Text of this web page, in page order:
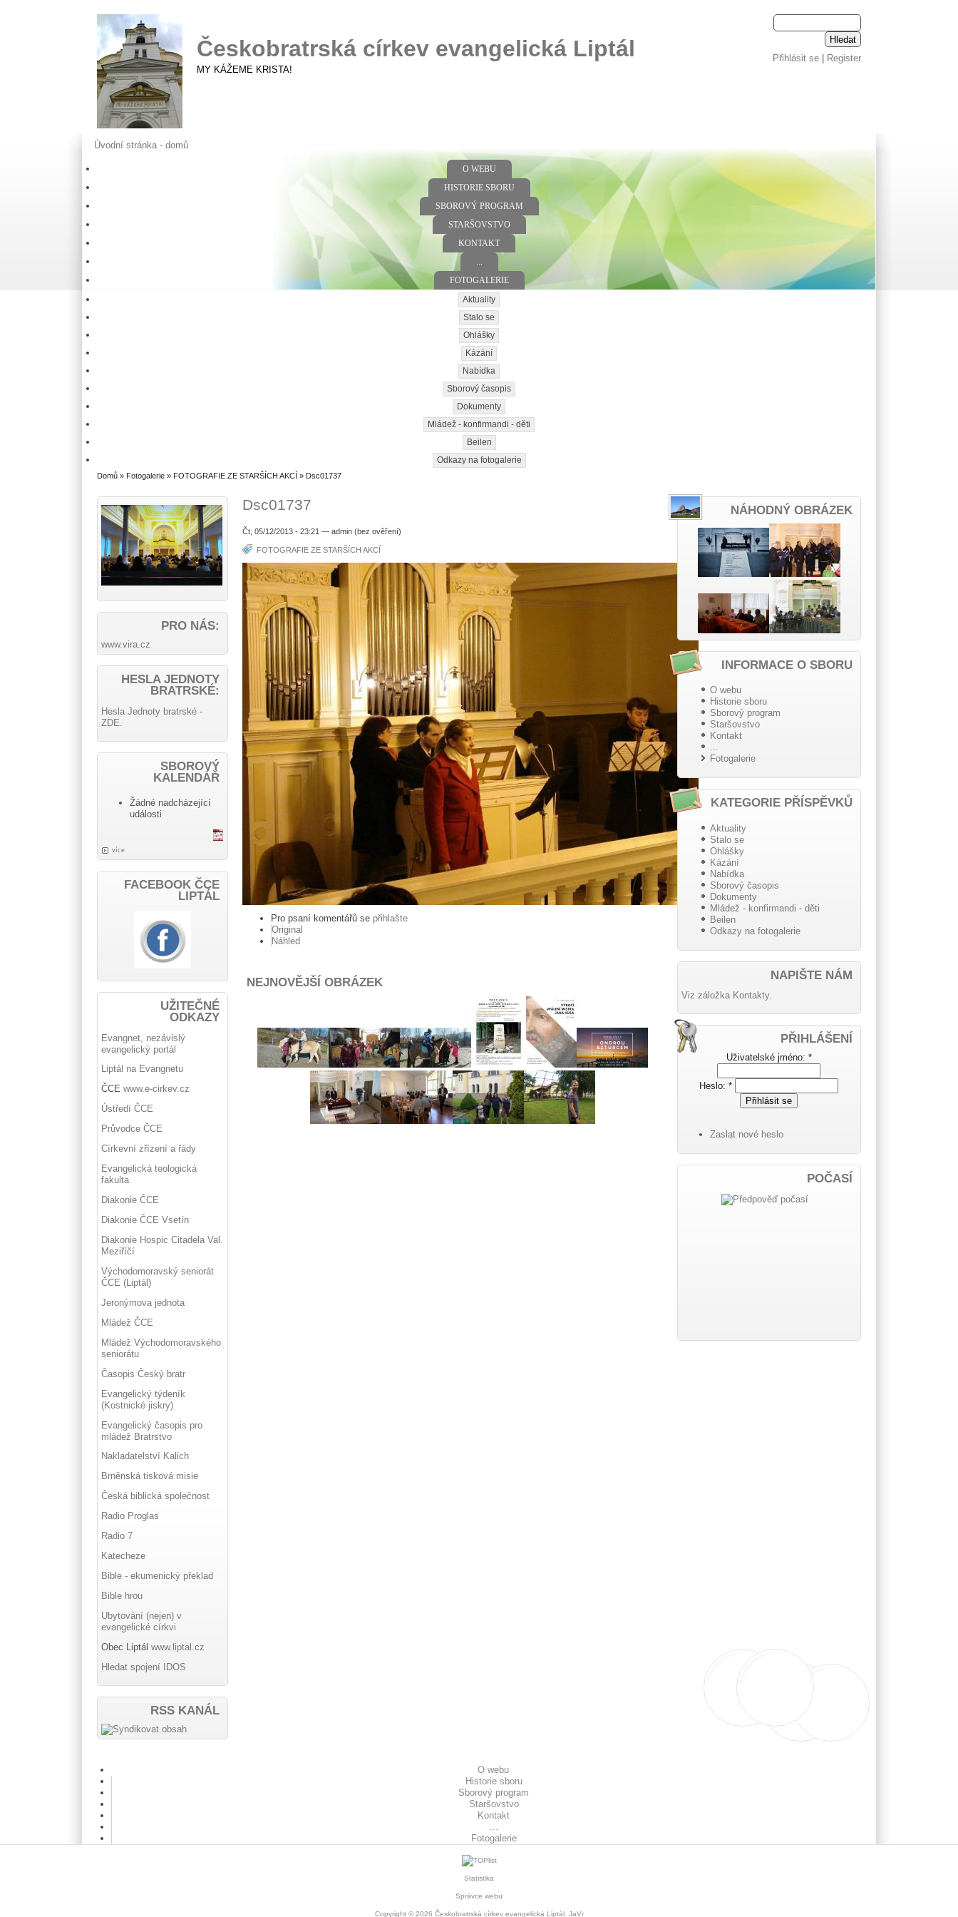
Přihlásit se| Register
Českobratrská církev evangelická Liptál
MY KÁŽEME KRISTA!
Úvodní stránka - domů
O WEBU
HISTORIE SBORU
SBOROVÝ PROGRAM
STARŠOVSTVO
KONTAKT
FOTOGALERIE
Aktuality
Stalo se
Ohlášky
Kázání
Nabídka
Sborový časopis
Dokumenty
Mládež - konfirmandi - děti
Beilen
Odkazy na fotogalerie
Domů » Fotogalerie » FOTOGRAFIE ZE STARŠÍCH AKCÍ » Dsc01737
Dsc01737
Čt, 05/12/2013 - 23:21 — admin (bez ověření)
FOTOGRAFIE ZE STARŠÍCH AKCÍ
Pro psaní komentářů se přihlašte
Original
Náhled
NEJNOVĚJŠÍ OBRÁZEK
PRO NÁS:
www.vira.cz
HESLA JEDNOTY
BRATRSKÉ:
Hesla Jednoty bratrské -
ZDE.
SBOROVÝ
KALENDÁŘ
Žádné nadcházející
události
více
FACEBOOK ČCE
LIPTÁL
UŽITEČNÉ
ODKAZY
Evangnet, nezávislý
evangelický portál
Liptál na Evangnetu
ČCEwww.e-cirkev.cz
Ústředí ČCE
Průvodce ČCE
Církevní zřízení a řády
Evangelická teologická
fakulta
Diakonie ČCE
Diakonie ČCE Vsetín
Diakonie Hospic Citadela Val.
Meziříčí
Východomoravský seniorát
ČCE (Liptál)
Jeronýmova jednota
Mládež ČCE
Mládež Východomoravského
seniorátu
Časopis Český bratr
Evangelický týdeník
(Kostnické jiskry)
Evangelický časopis pro
mládež Bratrstvo
Nakladatelství Kalich
Brněnská tisková misie
Česká biblická společnost
Radio Proglas
Radio 7
Katecheze
Bible - ekumenický překlad
Bible hrou
Ubytování (nejen) v
evangelické církvi
Obec Liptálwww.liptal.cz
Hledat spojení IDOS
RSS KANÁL
NÁHODNÝ OBRÁZEK
INFORMACE O SBORU
O webu
Historie sboru
Sborový program
Staršovstvo
Kontakt
Fotogalerie
KATEGORIE PŘÍSPĚVKŮ
Aktuality
Stalo se
Ohlášky
Kázání
Nabídka
Sborový časopis
Dokumenty
Mládež - konfirmandi - děti
Beilen
Odkazy na fotogalerie
NAPIŠTE NÁM
Viz záložka Kontakty.
PŘIHLÁŠENÍ
Uživatelské jméno: *
Heslo:*
Zaslat nové heslo
POČASÍ
O webu
Historie sboru
Sborový program
Staršovstvo
Kontakt
Fotogalerie
Statistika
Správce webu
Copyright © 2026 Českobratrská církev evangelická Liptál. JaVr